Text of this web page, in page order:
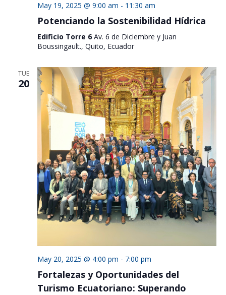
May 19, 2025 @ 9:00 am - 11:30 am
Potenciando la Sostenibilidad Hídrica
Edificio Torre 6 Av. 6 de Diciembre y Juan
Boussingault., Quito, Ecuador
TUE
20
May 20, 2025 @ 4:00 pm - 7:00 pm
Fortalezas y Oportunidades del
Turismo Ecuatoriano: Superando